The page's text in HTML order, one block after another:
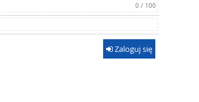
0 / 100
Zaloguj się